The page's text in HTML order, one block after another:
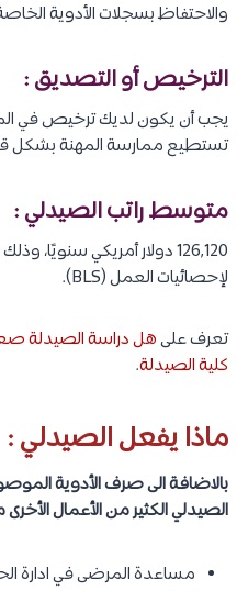
والاحتفاظ بسجلات الأدوية
الترخيص أو التصديق :
يجب أن يكون لديك ترخيص في
تستطيع ممارسة المهنة بشكل
متوسط راتب الصيدلي :
126,120 دولار أمريكي
لإحصائيات العمل (BLS).
تعرف علىهل دراسة الصيدلة
كلية الصيدلة.
ماذا يفعل الصيدلي :
بالاضافة الى صرف الأدوية
الصيدلي الكثير من الأعمال
مساعدة المرضى في ادارة